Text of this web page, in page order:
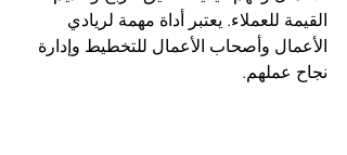
القيمة للعملاء. يعتبر أداة مهمة لريادي
الأعمال وأصحاب الأعمال للتخطيط وإدارة
نجاح عملهم.